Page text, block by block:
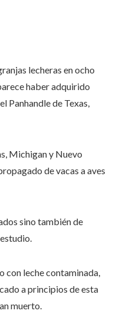
lecheras en ocho
haber adquirido
Panhandle de Texas,
Michigan y Nuevo
de vacas a aves
sino también de
con leche contaminada,
a principios de esta
muerto.